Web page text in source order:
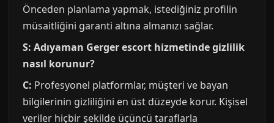
Önceden planlama yapmak, istediğiniz profilin
müsaitliğini garanti altına almanızı sağlar.
S: Adıyaman Gerger escort hizmetinde gizlilik
nasıl korunur?
C: Profesyonel platformlar, müşteri ve bayan
bilgilerinin gizliliğini en üst düzeyde korur. Kişisel
veriler hiçbir şekilde üçüncü taraflarla